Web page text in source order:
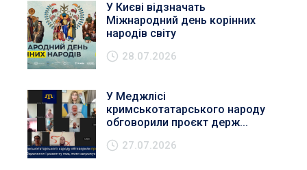
У Києві відзначать
Міжнародний день корінних
народів світу
28.07.2026
У Меджлісі
кримськотатарського народу
обговорили проєкт держ...
27.07.2026